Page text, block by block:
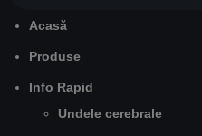
Acasă
Produse
Info Rapid
Undele cerebrale